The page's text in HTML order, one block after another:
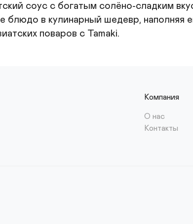
соус с богатым солёно-сладким
блюдо в кулинарный шедевр, наполняя
поваров с Tamaki.
Компания
О нас
Контакты